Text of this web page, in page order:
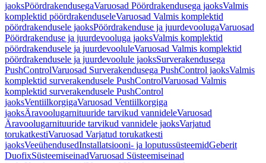
jaoksPöördrakendusegaVaruosad Pöördrakendusega jaoksValmis
komplektid pöördrakenduseleVaruosad Valmis komplektid
pöördrakendusele jaoksPöördrakenduse ja juurdevoolugaVaruosad
Pöördrakenduse ja juurdevooluga jaoksValmis komplektid
pöördrakendusele ja juurdevooluleVaruosad Valmis komplektid
pöördrakendusele ja juurdevoolule jaoksSurverakendusega
PushControlVaruosad Surverakendusega PushControl jaoksValmis
komplektid surverakendusele PushControlVaruosad Valmis
komplektid surverakendusele PushControl
jaoksVentiilkorgigaVaruosad Ventiilkorgiga
jaoksÄravoolugarnituuride tarvikud vannideleVaruosad
Äravoolugarnituuride tarvikud vannidele jaoksVarjatud
torukatkestiVaruosad Varjatud torukatkesti
jaoksVeeühendusedInstallatsiooni- ja loputussüsteemidGeberit
DuofixSüsteemiseinadVaruosad Süsteemiseinad